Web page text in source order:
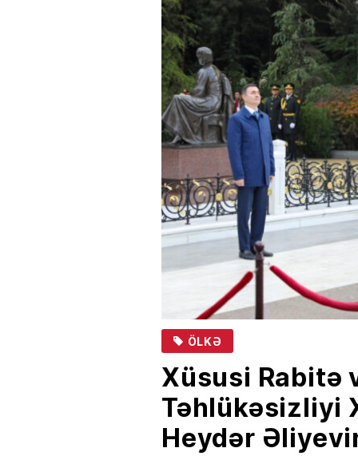
ÖLKƏ
Xüsusi Rabitə
Təhlükəsizliyi
Heydər